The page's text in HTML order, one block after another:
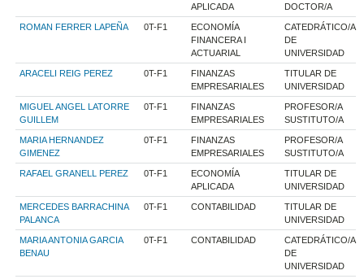
APLICADA
DOCTOR/A
ROMAN FERRER LAPEÑA 0T-F1
ECONOMÍA
FINANCERA I
ACTUARIAL
CATEDRÁTICO/A
DE
UNIVERSIDAD
ARACELI REIG PEREZ 0T-F1
FINANZAS
EMPRESARIALES
TITULAR DE
UNIVERSIDAD
MIGUEL ANGEL LATORRE
GUILLEM
0T-F1
FINANZAS
EMPRESARIALES
PROFESOR/A
SUSTITUTO/A
MARIA HERNANDEZ
GIMENEZ
0T-F1
FINANZAS
EMPRESARIALES
PROFESOR/A
SUSTITUTO/A
RAFAEL GRANELL PEREZ 0T-F1
ECONOMÍA
APLICADA
TITULAR DE
UNIVERSIDAD
MERCEDES BARRACHINA
PALANCA
0T-F1 CONTABILIDAD
TITULAR DE
UNIVERSIDAD
MARIA ANTONIA GARCIA
BENAU
0T-F1 CONTABILIDAD
CATEDRÁTICO/A
DE
UNIVERSIDAD